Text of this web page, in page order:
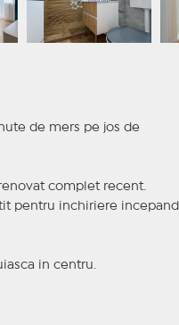
de mers pe jos de
complet recent.
pentru inchiriere incepand
in centru.